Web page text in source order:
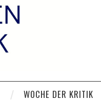
WOCHE DER KRITIK